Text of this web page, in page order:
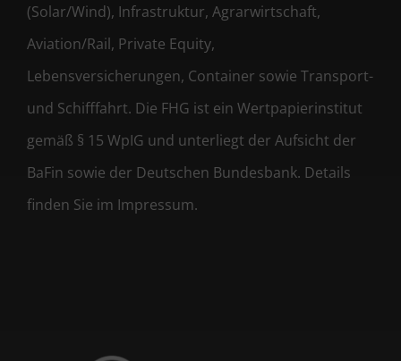
(Solar/Wind), Infrastruktur, Agrarwirtschaft,
Aviation/Rail, Private Equity,
Lebensversicherungen, Container sowie Transport-
und Schifffahrt. Die FHG ist ein Wertpapierinstitut
gemäß § 15 WpIG und unterliegt der Aufsicht der
BaFin sowie der Deutschen Bundesbank. Details
finden Sie im Impressum.